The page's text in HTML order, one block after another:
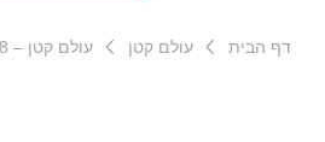
דף הבית עולם קטן עולם קטן – 5.2.18